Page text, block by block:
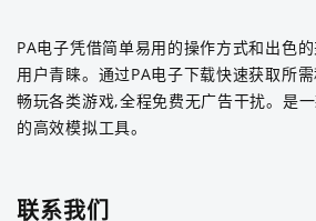
PA电子凭借简单易用的操作方式和出色
用户青睐。通过PA电子下载快速获取所
畅玩各类游戏,全程免费无广告干扰。是
的高效模拟工具。
联系我们